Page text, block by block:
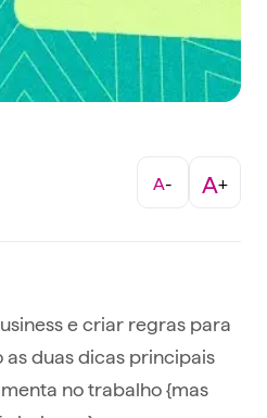
A- A+
e criar regras para
as duas dicas principais
no trabalho {mas